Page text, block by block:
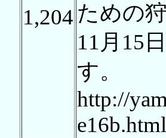
1,204 ための
11月15
す。
http://
e16b.html